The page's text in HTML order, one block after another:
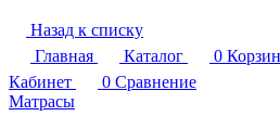
Назад к списку
Главная
Каталог 0
Кабинет
0 Сравнение
Матрасы